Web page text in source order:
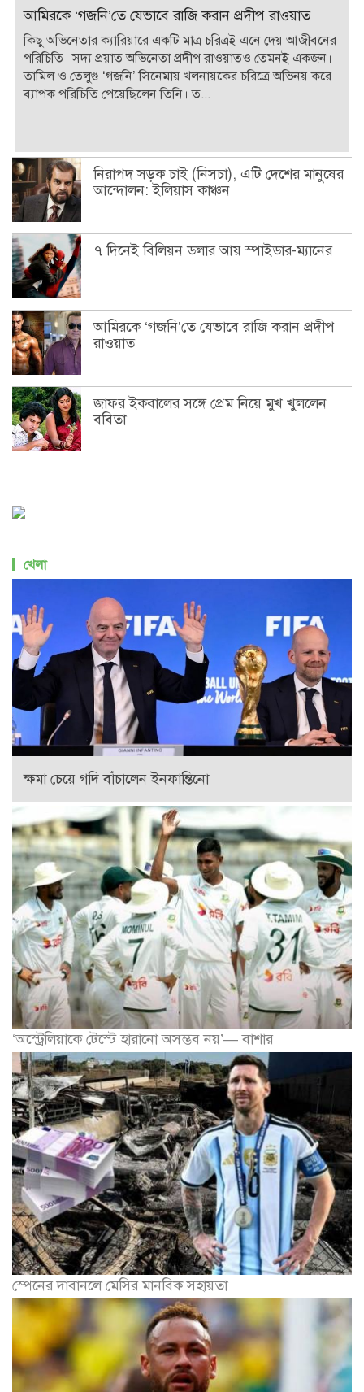
আমিরকে ‘গজনি’তে যেভাবে রাজি করান প্রদীপ রাওয়াত
কিছু অভিনেতার ক্যারিয়ারে একটি মাত্র চরিত্রই এনে দেয় আজীবনের
পরিচিতি। সদ্য প্রয়াত অভিনেতা প্রদীপ রাওয়াতও তেমনই একজন।
তামিল ও তেলুগু ‘গজনি’ সিনেমায় খলনায়কের চরিত্রে অভিনয় করে
ব্যাপক পরিচিতি পেয়েছিলেন তিনি। ত...
নিরাপদ সড়ক চাই (নিসচা), এটি দেশের মানুষের
আন্দোলন: ইলিয়াস কাঞ্চন
৭ দিনেই বিলিয়ন ডলার আয় স্পাইডার-ম্যানের
আমিরকে ‘গজনি’তে যেভাবে রাজি করান প্রদীপ
রাওয়াত
জাফর ইকবালের সঙ্গে প্রেম নিয়ে মুখ খুললেন
ববিতা
খেলা
ক্ষমা চেয়ে গদি বাঁচালেন ইনফান্তিনো
‘অস্ট্রেলিয়াকে টেস্টে হারানো অসম্ভব নয়’— বাশার
স্পেনের দাবানলে মেসির মানবিক সহায়তা